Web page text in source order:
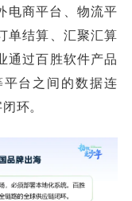
电商平台、物流平
单结算、汇聚汇算
通过百胜软件产品
台之间的数据连
环。